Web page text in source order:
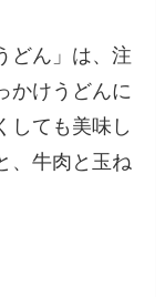
どん」は、注
かけうどんに
しても美味し
、牛肉と玉ね